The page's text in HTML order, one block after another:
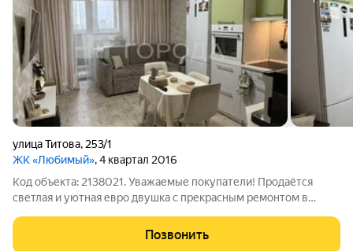
улица Титова, 253/1
ЖК «Любимый», 4 квартал 2016
Код объекта: 2138021. Уважаемые покупатели! Продаётся
светлая и уютная евро двушка с прекрасным ремонтом в
шумоизоляция. - Окна выходят на две стороны, благодаря
чему в квартире всегда светло. -
Позвонить